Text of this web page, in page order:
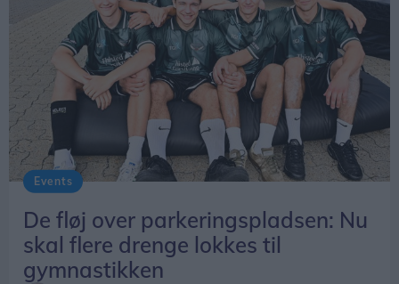
Events
De fløj over parkeringspladsen: Nu
skal flere drenge lokkes til
gymnastikken